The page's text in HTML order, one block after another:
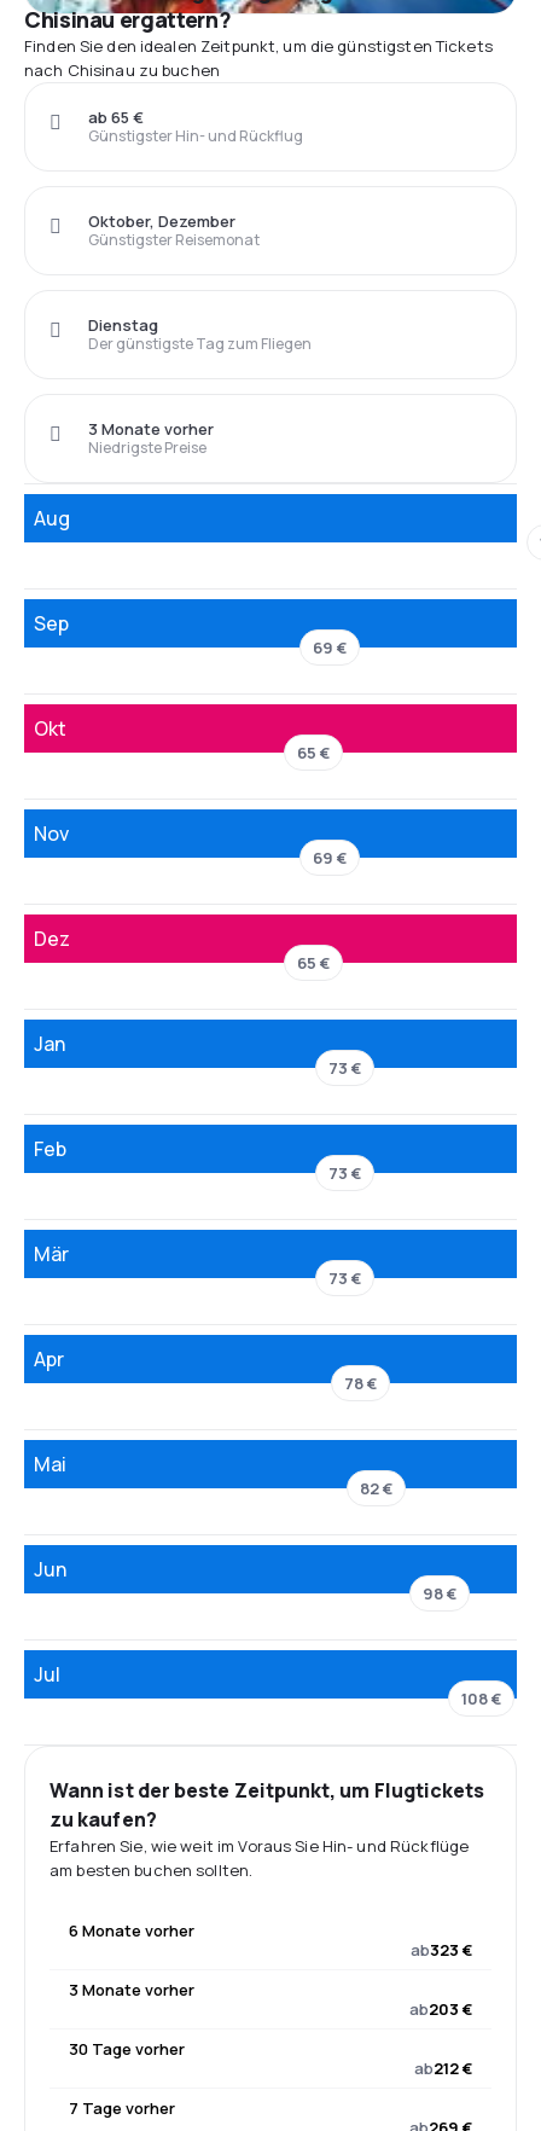
Chisinau ergattern?
Finden Sie den idealen Zeitpunkt, um die günstigsten Tickets
nach Chisinau zu buchen
Günstigster Hin- und Rückflug
ab 65 €
Günstigster Reisemonat
Oktober, Dezember
Der günstigste Tag zum Fliegen
Dienstag
Niedrigste Preise
3 Monate vorher
Aug
Sep
69 €
Okt
65 €
Nov
69 €
Dez
65 €
Jan
73 €
Feb
73 €
Mär
73 €
Apr
78 €
Mai
82 €
Jun
98 €
Jul
108 €
Wann ist der beste Zeitpunkt, um Flugtickets
zu kaufen?
Erfahren Sie, wie weit im Voraus Sie Hin- und Rückflüge
am besten buchen sollten.
6 Monate vorher
ab323 €
3 Monate vorher
ab203 €
30 Tage vorher
ab212 €
7 Tage vorher